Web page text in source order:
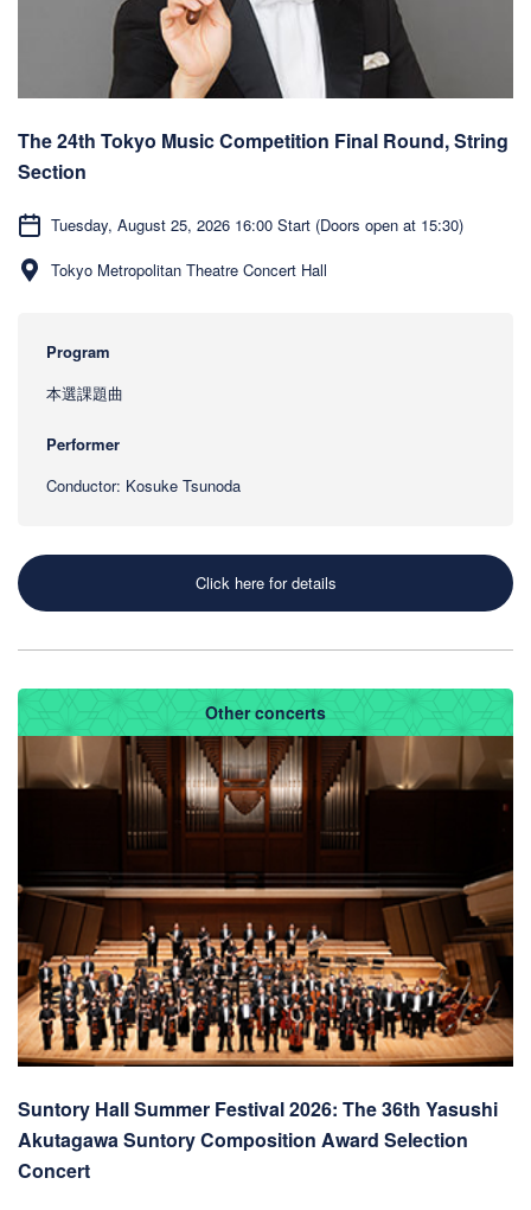
The 24th Tokyo Music Competition Final Round, String
Section
Tuesday, August 25, 2026 16:00 Start (Doors open at 15:30)
Tokyo Metropolitan Theatre Concert Hall
Program
本選課題曲
Performer
Conductor: Kosuke Tsunoda
Click here for details
Other concerts
Suntory Hall Summer Festival 2026: The 36th Yasushi
Akutagawa Suntory Composition Award Selection
Concert